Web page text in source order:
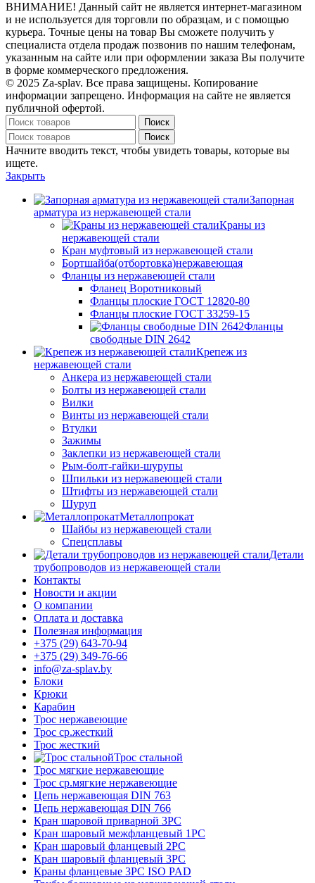
ВНИМАНИЕ! Данный сайт не является интернет-магазином
и не используется для торговли по образцам, и с помощью
курьера. Точные цены на товар Вы сможете получить у
специалиста отдела продаж позвонив по нашим телефонам,
указанным на сайте или при оформлении заказа Вы получите
в форме коммерческого предложения.
© 2025 Za-splav. Все права защищены. Копирование
информации запрещено. Информация на сайте не является
публичной офертой.
Поиск
Поиск
Начните вводить текст, чтобы увидеть товары, которые вы
ищете.
Закрыть
Запорная
арматура из нержавеющей стали
Краны из
нержавеющей стали
Кран муфтовый из нержавеющей стали
Бортшайба(отбортовка)нержавеющая
Фланцы из нержавеющей стали
Фланец Воротниковый
Фланцы плоские ГОСТ 12820-80
Фланцы плоские ГОСТ 33259-15
Фланцы
свободные DIN 2642
Крепеж из
нержавеющей стали
Анкера из нержавеющей стали
Болты из нержавеющей стали
Вилки
Винты из нержавеющей стали
Втулки
Зажимы
Заклепки из нержавеющей стали
Рым-болт-гайки-шурупы
Шпильки из нержавеющей стали
Штифты из нержавеющей стали
Шуруп
Металлопрокат
Шайбы из нержавеющей стали
Спецсплавы
Детали
трубопроводов из нержавеющей стали
Контакты
Новости и акции
О компании
Оплата и доставка
Полезная информация
+375 (29) 643-70-94
+375 (29) 349-76-66
info@za-splav.by
Блоки
Крюки
Карабин
Трос нержавеющие
Трос ср.жесткий
Трос жесткий
Трос стальной
Трос мягкие нержавеющие
Трос ср.мягкие нержавеющие
Цепь нержавеющая DIN 763
Цепь нержавеющая DIN 766
Кран шаровой приварной 3PC
Кран шаровый межфланцевый 1PC
Кран шаровый фланцевый 2PC
Кран шаровый фланцевый 3PC
Краны фланцевые 3PC ISO PAD